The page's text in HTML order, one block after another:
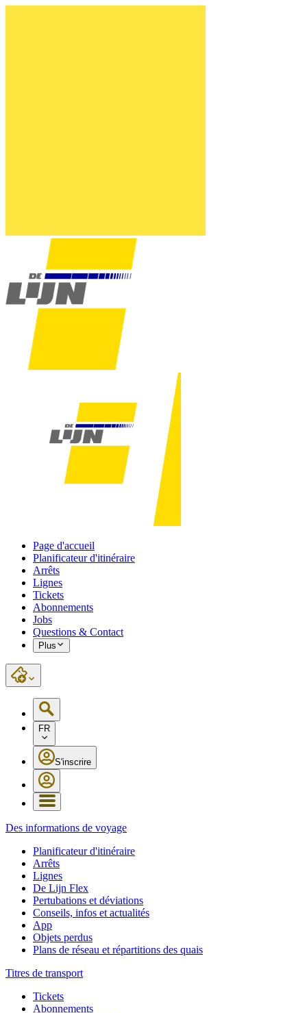
Page d'accueil
Planificateur d'itinéraire
Arrêts
Lignes
Tickets
Abonnements
Jobs
Questions & Contact
Plus
FR
S'inscrire
Des informations de voyage
Planificateur d'itinéraire
Arrêts
Lignes
De Lijn Flex
Pertubations et déviations
Conseils, infos et actualités
App
Objets perdus
Plans de réseau et répartitions des quais
Titres de transport
Tickets
Abonnements